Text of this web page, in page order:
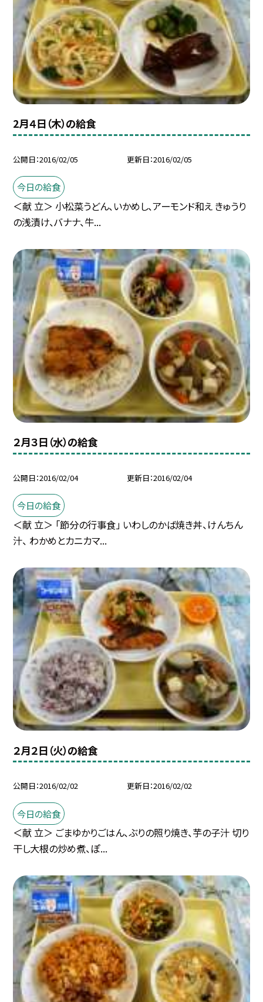
2月４日（木）の給食
公開日 2016/02/05 更新日 2016/02/05
今日の給食
＜献 立＞ 小松菜うどん、いかめし、アーモンド和え きゅうり
の浅漬け、バナナ、牛...
２月３日（水）の給食
公開日 2016/02/04 更新日 2016/02/04
今日の給食
＜献 立＞ 「節分の行事食」 いわしのかば焼き丼、けんちん
汁、 わかめとカニカマ...
２月２日（火）の給食
公開日 2016/02/02 更新日 2016/02/02
今日の給食
＜献 立＞ ごまゆかりごはん、ぶりの照り焼き、芋の子汁 切り
干し大根の炒め煮、ぽ...